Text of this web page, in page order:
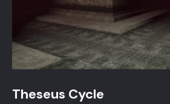
Theseus Cycle